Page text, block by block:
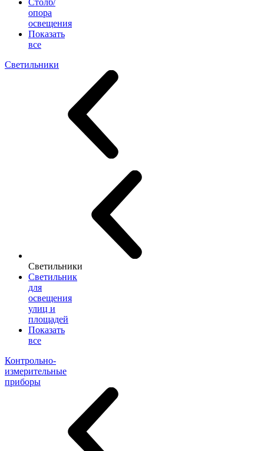
Столб/
опора
освещения
Показать
все
Светильники
Светильники
Светильник
для
освещения
улиц и
площадей
Показать
все
Контрольно-
измерительные
приборы